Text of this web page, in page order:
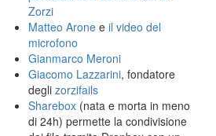
Zorzi
Matteo Arone eil video del
microfono
Gianmarco Meroni
Giacomo Lazzarini, fondatore
deglizorzifails
Sharebox (nata e morta in meno
di 24h) permette la condivisione